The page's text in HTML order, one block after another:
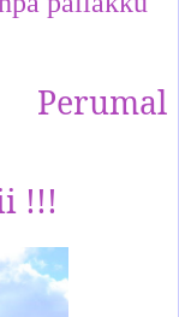
Perumal
!!!